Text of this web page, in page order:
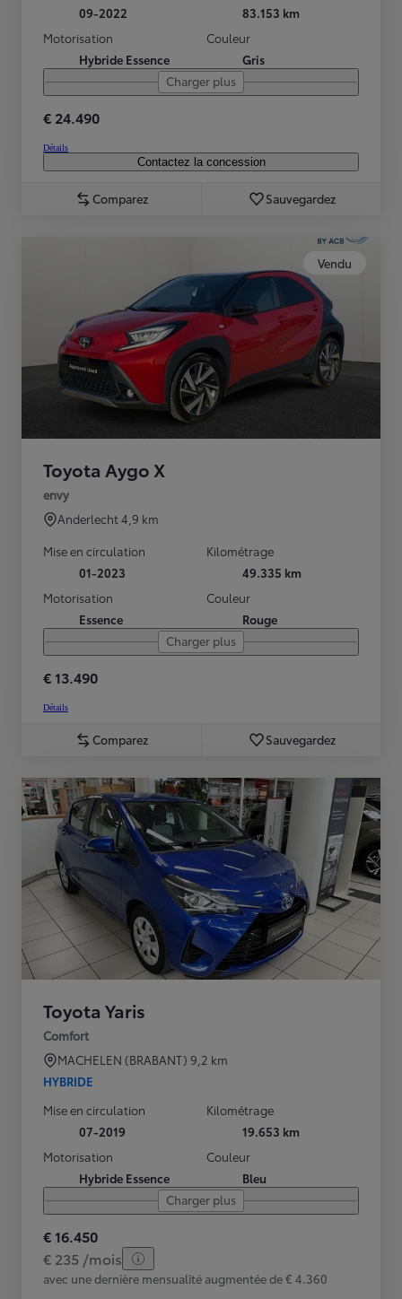
09-2022
83.153 km
Motorisation
Hybride Essence
Couleur
Gris
Charger plus
€ 24.490
Détails
Contactez la concession
Comparez Sauvegardez
Vendu
Toyota Aygo X
envy
Anderlecht 4,9 km
Mise en circulation
01-2023
Kilométrage
49.335 km
Motorisation
Essence
Couleur
Rouge
Charger plus
€ 13.490
Détails
Comparez Sauvegardez
Toyota Yaris
Comfort
MACHELEN (BRABANT) 9,2 km
HYBRIDE
Mise en circulation
07-2019
Kilométrage
19.653 km
Motorisation
Hybride Essence
Couleur
Bleu
Charger plus
€ 16.450
€ 235 /mois
avec une dernière mensualité augmentée de € 4.360